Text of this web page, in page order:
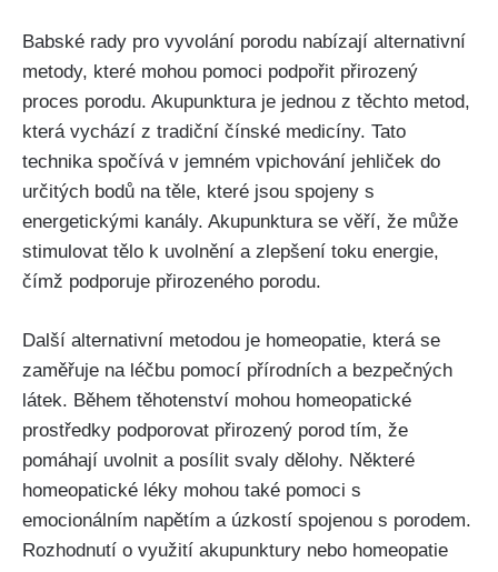
Babské rady pro ⁣vyvolání‍ porodu‍ nabízají alternativní
metody, které mohou⁣ pomoci podpořit přirozený
proces porodu. Akupunktura je jednou z těchto metod,​
která vychází‌ z ​tradiční čínské medicíny.⁢ Tato
technika spočívá v jemném vpichování jehliček do
⁣určitých bodů na těle, které jsou spojeny​ s
energetickými ⁣kanály. Akupunktura se věří, že může
stimulovat tělo k uvolnění⁢ a zlepšení toku energie,
čímž podporuje přirozeného porodu.
Další ‌alternativní metodou je homeopatie, která se
zaměřuje na léčbu ⁢pomocí přírodních a bezpečných
látek. Během těhotenství mohou homeopatické
prostředky⁤ podporovat přirozený porod tím, že
pomáhají uvolnit a ⁤posílit svaly dělohy. Některé
homeopatické léky mohou také pomoci s
emocionálním napětím a úzkostí spojenou s porodem.
Rozhodnutí o ‍využití akupunktury nebo homeopatie